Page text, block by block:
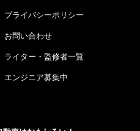
プライバシーポリシー
お問い合わせ
ライター・監修者一覧
エンジニア募集中